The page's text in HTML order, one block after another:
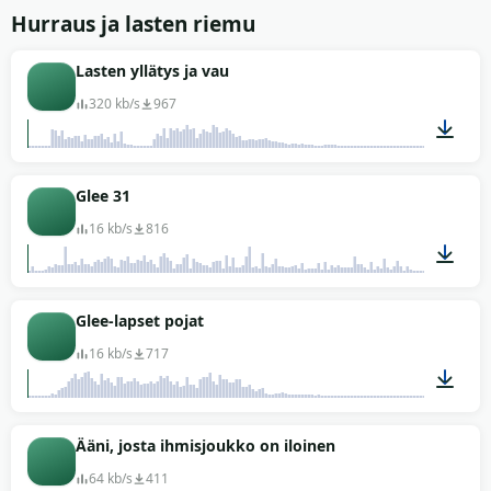
Hurraus ja lasten riemu
Lasten yllätys ja vau
320 kb/s 967
Glee 31
16 kb/s 816
Glee-lapset pojat
16 kb/s 717
Ääni, josta ihmisjoukko on iloinen
64 kb/s 411